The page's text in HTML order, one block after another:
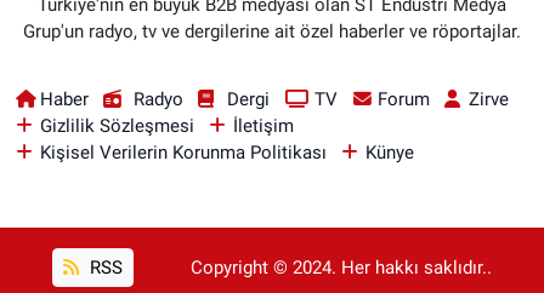
Türkiye'nin en büyük B2B medyası olan ST Endüstri Medya
Grup'un radyo, tv ve dergilerine ait özel haberler ve röportajlar.
Haber Radyo Dergi TV Forum
Zirve
Gizlilik Sözleşmesi
İletişim
Kişisel Verilerin Korunma Politikası
Künye
RSS Copyright © 2024. Her hakkı saklıdır..